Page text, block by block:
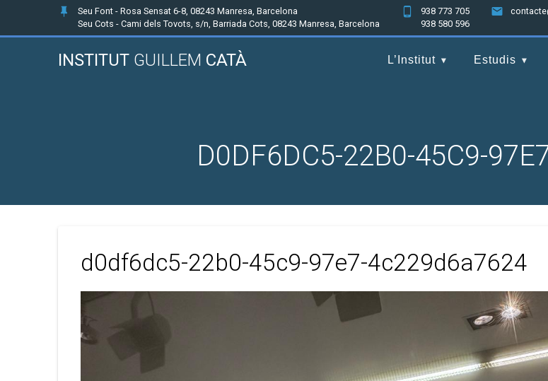
Seu Font - Rosa Sensat 6-8, 08243 Manresa, Barcelona
Seu Cots - Cami dels Tovots, s/n, Barriada Cots, 08243 Manresa, Barcelona
938 773 705
938 580 596
INSTITUT GUILLEM CATÀ L’Institut Estudis
D0DF6DC5-22B0-45C9-
d0df6dc5-22b0-45c9-97e7-4c229d6a7624